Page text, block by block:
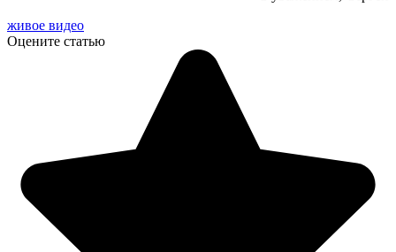
живое видео
Оцените статью